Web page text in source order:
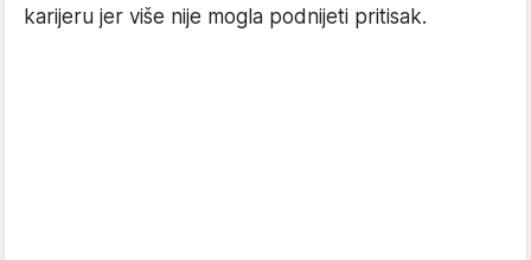
karijeru jer više nije mogla podnijeti pritisak.